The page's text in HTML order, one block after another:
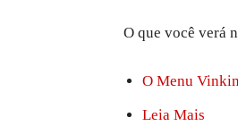
O que você verá
O Menu
Leia Mais